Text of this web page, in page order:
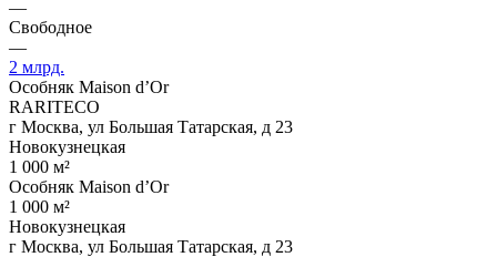
—
Свободное
—
2 млрд.
Особняк Maison d’Or
RARITECO
г Москва, ул Большая Татарская, д 23
Новокузнецкая
1 000 м²
Особняк Maison d’Or
1 000 м²
Новокузнецкая
г Москва, ул Большая Татарская, д 23